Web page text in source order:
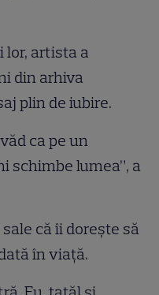
lor, artista a
din arhiva
plin de iubire.
ca pe un
schimbe lumea”, a
că îi dorește să
în viață.